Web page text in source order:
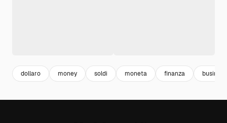
dollaro money soldi moneta finanza